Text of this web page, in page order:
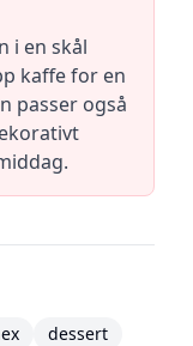
i en skål
kaffe for en
passer også
dessert